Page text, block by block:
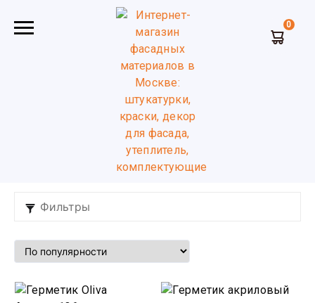
0
Бук орех
Герметики Бук,Орех
Фильтры